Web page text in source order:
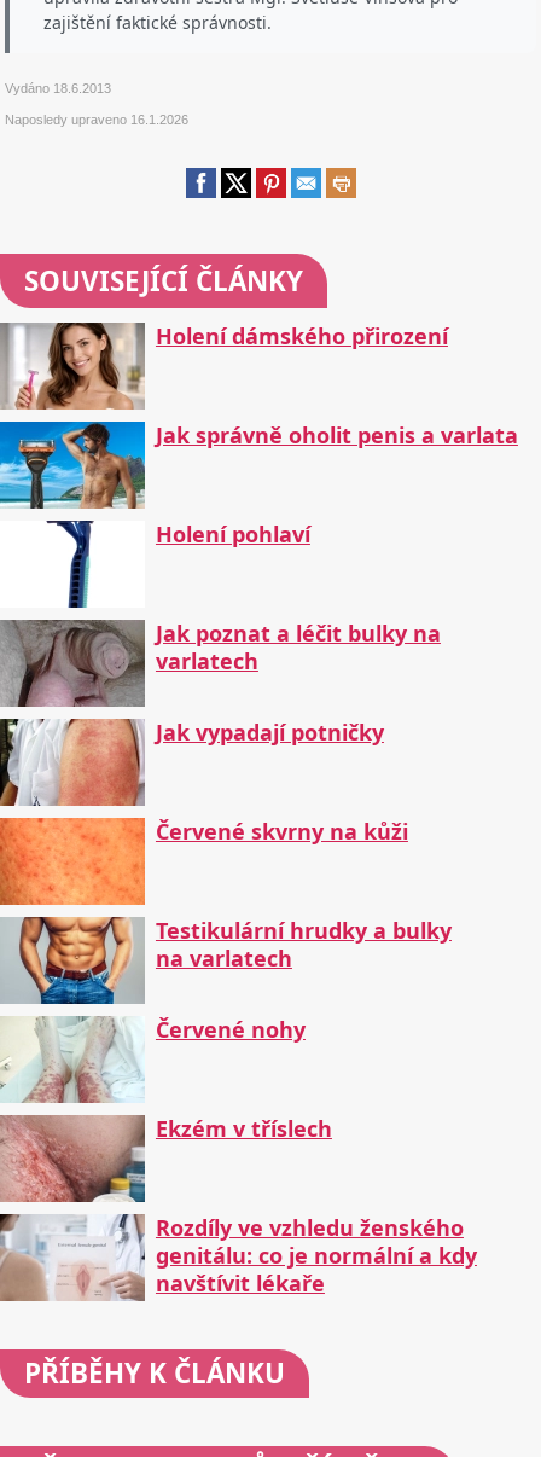
zajištění faktické správnosti.
Vydáno 18.6.2013
Naposledy upraveno 16.1.2026
SOUVISEJÍCÍ ČLÁNKY
Holení dámského přirození
Jak správně oholit penis a varlata
Holení pohlaví
Jak poznat a léčit bulky na
varlatech
Jak vypadají potničky
Červené skvrny na kůži
Testikulární hrudky a bulky
na varlatech
Červené nohy
Ekzém v tříslech
Rozdíly ve vzhledu ženského
genitálu: co je normální a kdy
navštívit lékaře
PŘÍBĚHY K ČLÁNKU